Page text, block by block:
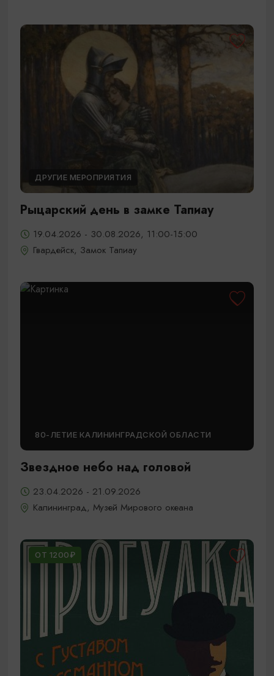
ДРУГИЕ МЕРОПРИЯТИЯ
Рыцарский день в замке Тапиау
19.04.2026 - 30.08.2026, 11:00-15:00
Гвардейск, Замок Тапиау
80-ЛЕТИЕ КАЛИНИНГРАДСКОЙ ОБЛАСТИ
Звездное небо над головой
23.04.2026 - 21.09.2026
Калининград, Музей Мирового океана
ОТ 1200₽